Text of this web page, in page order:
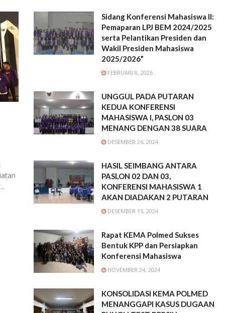
Sidang Konferensi Mahasiswa II:
Pemaparan LPJ BEM 2024/2025
serta Pelantikan Presiden dan
Wakil Presiden Mahasiswa
2025/2026”
FEBRUARI 8, 2026
UNGGUL PADA PUTARAN
KEDUA KONFERENSI
MAHASISWA I, PASLON 03
MENANG DENGAN 38 SUARA
DESEMBER 26, 2024
HASIL SEIMBANG ANTARA
PASLON 02 DAN 03,
KONFERENSI MAHASISWA 1
AKAN DIADAKAN 2 PUTARAN
DESEMBER 15, 2024
Rapat KEMA Polmed Sukses
Bentuk KPP dan Persiapkan
Konferensi Mahasiswa
NOVEMBER 24, 2024
KONSOLIDASI KEMA POLMED
MENANGGAPI KASUS DUGAAN